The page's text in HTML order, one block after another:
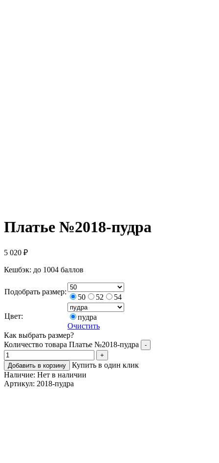
Платье №2018-пудра
5 020 ₽
Кешбэк: до 1004 баллов
Подобрать размер:
50 52 54
Цвет:
пудра
Очистить
Как выбрать размер?
Количество товара Платье №2018-пудра
-
+
Добавить в корзину
Купить в один клик
Наличие: Нет в наличии
Артикул: 2018-пудра